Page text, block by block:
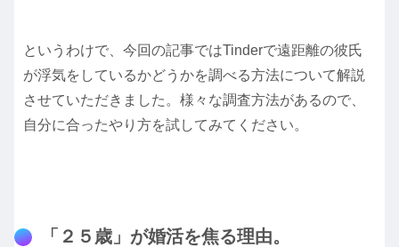
というわけで、今回の記事ではTinderで遠距離の彼氏
が浮気をしているかどうかを調べる方法について解説
させていただきました。様々な調査方法があるので、
自分に合ったやり方を試してみてください。
「２５歳」が婚活を焦る理由。